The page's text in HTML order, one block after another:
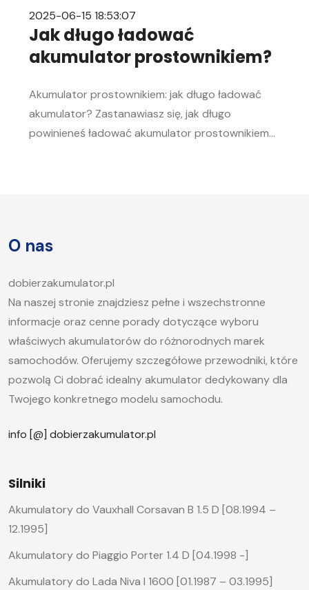
2025-06-15 18:53:07
Jak długo ładować
akumulator prostownikiem?
Akumulator prostownikiem: jak długo ładować
akumulator? Zastanawiasz się, jak długo
powinieneś ładować akumulator prostownikiem?
jak długo ładować akumulator samochodowy i
O nas
dobierzakumulator.pl
Na naszej stronie znajdziesz pełne i wszechstronne
informacje oraz cenne porady dotyczące wyboru
właściwych akumulatorów do różnorodnych marek
samochodów. Oferujemy szczegółowe przewodniki, które
pozwolą Ci dobrać idealny akumulator dedykowany dla
Twojego konkretnego modelu samochodu.
info [@] dobierzakumulator.pl
Silniki
Akumulatory do Vauxhall Corsavan B 1.5 D [08.1994 –
12.1995]
Akumulatory do Piaggio Porter 1.4 D [04.1998 -]
Akumulatory do Lada Niva I 1600 [01.1987 – 03.1995]